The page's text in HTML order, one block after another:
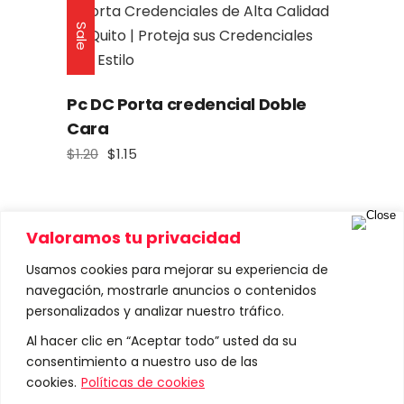
Valoramos tu privacidad
Usamos cookies para mejorar su experiencia de
navegación, mostrarle anuncios o contenidos
personalizados y analizar nuestro tráfico.
Al hacer clic en “Aceptar todo” usted da su
consentimiento a nuestro uso de las
cookies. Políticas de cookies
Sale
Pc DC Porta credencial Doble
Cara
$1.20
El $1.15
El
Sale
CSD 1.5 Cordón sublimado doble
1.5